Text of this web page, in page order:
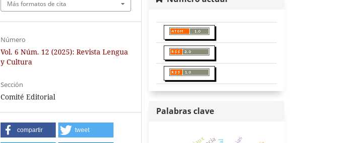
Más formatos de cita
Número
Vol. 6 Núm. 12 (2025): Revista Lengua
y Cultura
Sección
Comité Editorial
compartir tweet
Palabras clave